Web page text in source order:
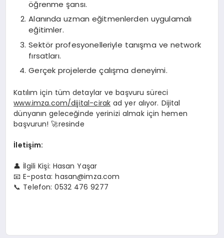
öğrenme şansı.
Alanında uzman eğitmenlerden uygulamalı
eğitimler.
Sektör profesyonelleriyle tanışma ve network
fırsatları.
Gerçek projelerde çalışma deneyimi.
Katılım için tüm detaylar ve başvuru süreci
www.imza.com/dijital-cirak ad yer alıyor. Dijital
dünyanın geleceğinde yerinizi almak için hemen
başvurun! 🚀resinde
İletişim:
👤 İlgili Kişi: Hasan Yaşar
📧 E-posta:hasan@imza.com
📞 Telefon: 0532 476 9277